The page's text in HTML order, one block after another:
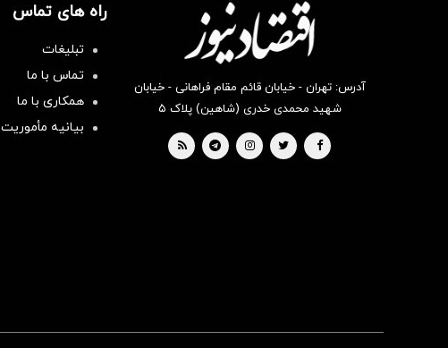
آدرس: تهران - خیابان قائم مقام فراهانی - خیابان
شهید محمدی خدری (شاهین) پلاک ۵
راه های تماس
تبلیغات
تماس با ما
همکاری با ما
بیانیه مأموریت